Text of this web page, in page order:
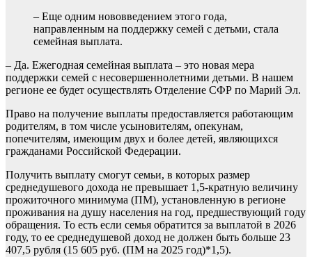
– Еще одним нововведением этого года,
направленным на поддержку семей с детьми, стала
семейная выплата.
– Да. Ежегодная семейная выплата – это новая мера
поддержки семей с несовершеннолетними детьми. В нашем
регионе ее будет осуществлять Отделение СФР по Марий Эл.
Право на получение выплаты предоставляется работающим
родителям, в том числе усыновителям, опекунам,
попечителям, имеющим двух и более детей, являющихся
гражданами Российской Федерации.
Получить выплату смогут семьи, в которых размер
среднедушевого дохода не превышает 1,5-кратную величину
прожиточного минимума (ПМ), установленную в регионе
проживания на душу населения на год, предшествующий году
обращения. То есть если семья обратится за выплатой в 2026
году, то ее среднедушевой доход не должен быть больше 23
407,5 рубля (15 605 руб. (ПМ на 2025 год)*1,5).